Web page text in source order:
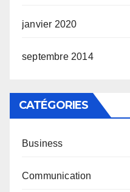
janvier 2020
septembre 2014
CATÉGORIES
Business
Communication